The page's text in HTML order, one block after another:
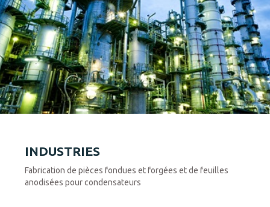
INDUSTRIES
Fabrication de pièces fondues et forgées et de feuilles
anodisées pour condensateurs